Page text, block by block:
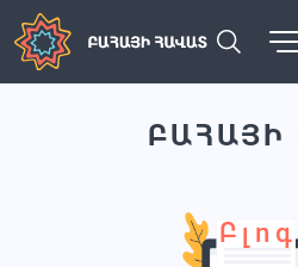
ԲԱՀԱՅԻ
Բլոգ